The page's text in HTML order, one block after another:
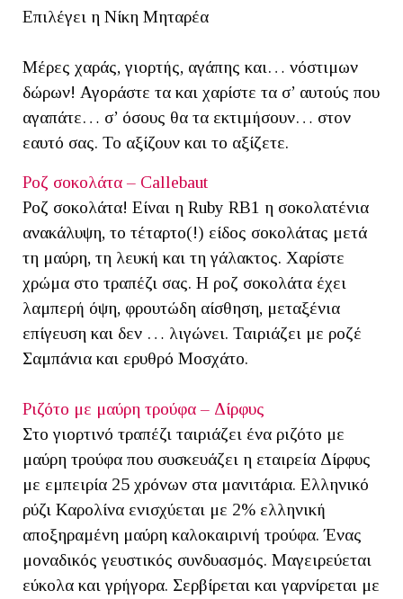
Επιλέγει η Νίκη Μηταρέα
Μέρες χαράς, γιορτής, αγάπης και… νόστιμων
δώρων! Αγοράστε τα και χαρίστε τα σ’ αυτούς που
αγαπάτε… σ’ όσους θα τα εκτιμήσουν… στον
εαυτό σας. Το αξίζουν και το αξίζετε.
Ροζ σοκολάτα – Callebaut
Ροζ σοκολάτα! Είναι η Ruby RB1 η σοκολατένια
ανακάλυψη, το τέταρτο(!) είδος σοκολάτας μετά
τη μαύρη, τη λευκή και τη γάλακτος. Χαρίστε
χρώμα στο τραπέζι σας. Η ροζ σοκολάτα έχει
λαμπερή όψη, φρουτώδη αίσθηση, μεταξένια
επίγευση και δεν … λιγώνει. Ταιριάζει με ροζέ
Σαμπάνια και ερυθρό Μοσχάτο.
Ριζότο με μαύρη τρούφα – Δίρφυς
Στο γιορτινό τραπέζι ταιριάζει ένα ριζότο με
μαύρη τρούφα που συσκευάζει η εταιρεία Δίρφυς
με εμπειρία 25 χρόνων στα μανιτάρια. Ελληνικό
ρύζι Καρολίνα ενισχύεται με 2% ελληνική
αποξηραμένη μαύρη καλοκαιρινή τρούφα. Ένας
μοναδικός γευστικός συνδυασμός. Μαγειρεύεται
εύκολα και γρήγορα. Σερβίρεται και γαρνίρεται με